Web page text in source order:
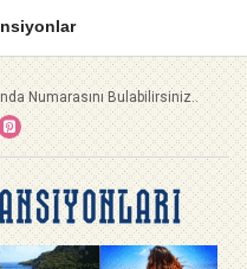
Numarasını Bulabilirsiniz..